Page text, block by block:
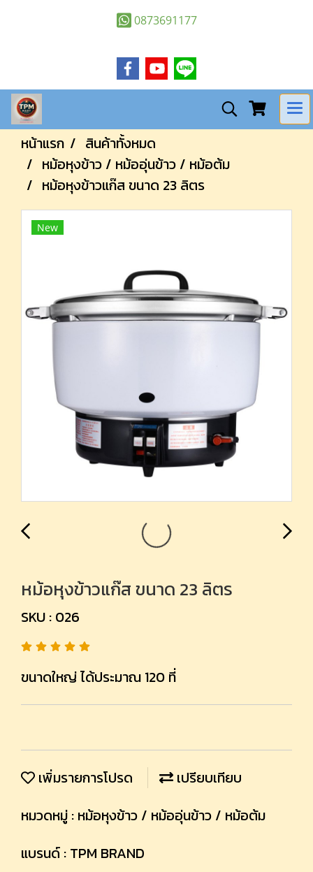
0873691177
หน้าแรก
สินค้าทั้งหมด
หม้อหุงข้าว / หม้ออุ่นข้าว / หม้อต้ม
หม้อหุงข้าวแก๊ส ขนาด 23 ลิตร
New
หม้อหุงข้าวแก๊ส ขนาด 23 ลิตร
SKU : 026
ขนาดใหญ่ ได้ประมาณ 120 ที่
เพิ่มรายการโปรด
เปรียบเทียบ
หมวดหมู่ : หม้อหุงข้าว / หม้ออุ่นข้าว / หม้อต้ม
แบรนด์ : TPM BRAND